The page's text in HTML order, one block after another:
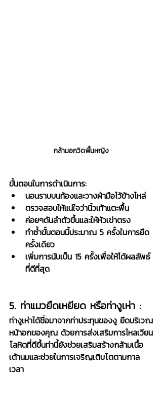
กล้ามอกวิดพื้นหญิง
ขั้นตอนในการดำเนินการ:
นอนราบบนท้องและวางฝ่ามือไว้ข้างไหล่
ตรวจสอบให้แน่ใจว่านิ้วเท้าแตะพื้น
ค่อยๆดันลำตัวขึ้นและให้หัวเข่าตรง
ทำซ้ำขั้นตอนนี้ประมาณ 5 ครั้งในการยืด
ครั้งเดียว
เพิ่มการนับเป็น 15 ครั้งเพื่อให้ได้ผลลัพธ์
ที่ดีที่สุด
5. ท่าแมวยืดเหยียด หรือท่างูเห่า :
ท่างูเห่าได้ชื่อมาจากท่าประทุนของงู ยืดบริเวณ
หน้าอกของคุณ ด้วยการส่งเสริมการไหลเวียน
โลหิตที่ดีขึ้นท่านี้ยังช่วยเสริมสร้างกล้ามเนื้อ
เต้านมและช่วยในการเจริญเติบโตตามกาล
เวลา